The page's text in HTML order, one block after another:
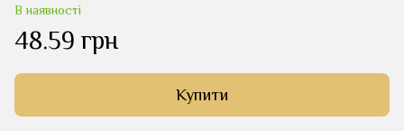
В наявності
48.59 грн
Купити